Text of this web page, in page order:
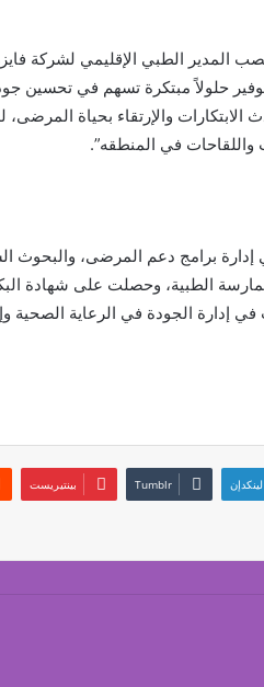
المدير الطبي الإقليمي لشركة
حلولاً مبتكرة تسهم في تحسين
والإرتقاء بحياة
واللقاحات في المنطقه”.
إدارة برامج دعم المرضى، والبحوث
الممارسة الطبية، وحصلت على شهادة
إدارة الجودة في الرعاية الصحية
لينكدإن بينتيريست